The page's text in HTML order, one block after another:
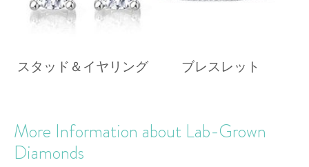
スタッド＆イヤリング ブレスレット
More Information about Lab-Grown
Diamonds